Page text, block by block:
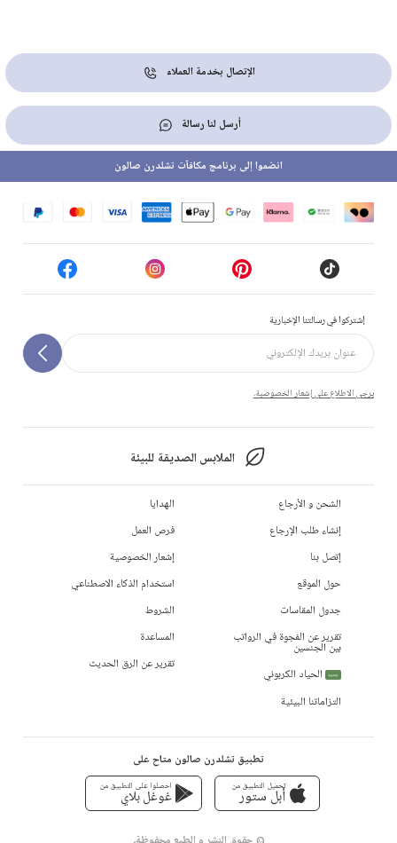
الإتصال بخدمة العملاء
أرسل لنا رسالة
إشتركوا في رسالتنا الإخبارية
يرجى الاطلاع على إشعار الخصوصية.
الملابس الصديقة للبيئة
انضموا إلى برنامج مكافآت تشلدرن صالون
الشحن و الأرجاع
إنشاء طلب الإرجاع
إتصل بنا
حول الموقع
جدول المقاسات
تقرير عن الفجوة في الرواتب
بين الجنسين
جديد
الحياد الكربوني
التزاماتنا البيئية
الهدايا
فرص العمل
إشعار الخصوصية
استخدام الذكاء الاصطناعي
الشروط
المساعدة
تقرير عن الرق الحديث
تطبيق تشلدرن صالون متاح على
تحميل التطبيق من
أبل ستور
احصلوا على التطبيق من
غوغل بلاي